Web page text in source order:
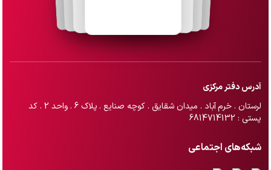
آدرس دفتر مرکزی
لرستان . خرم آباد . میدان شقایق . کوچه صنایع . پلاک 6 . واحد 2 . کد
پستی : 6814714132
شبکه‌های اجتماعی